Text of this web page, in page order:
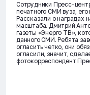
Сотрудники Пресс-
печатного СМИ вуза,
Рассказали о наградах
масштаба. Дмитрий
газеты «Энерго ТВ»,
данного СМИ. Ребята
огласить четко, они
огласили, значит,
фотокорреспондент